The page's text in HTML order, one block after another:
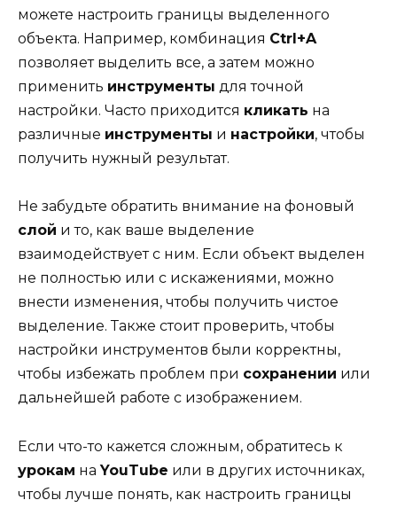
можете настроить границы выделенного
объекта. Например, комбинация Ctrl+A
позволяет выделить все, а затем можно
применить инструменты для точной
настройки. Часто приходится кликать на
различные инструменты и настройки, чтобы
получить нужный результат.
Не забудьте обратить внимание на фоновый
слой и то, как ваше выделение
взаимодействует с ним. Если объект выделен
не полностью или с искажениями, можно
внести изменения, чтобы получить чистое
выделение. Также стоит проверить, чтобы
настройки инструментов были корректны,
чтобы избежать проблем при сохранении или
дальнейшей работе с изображением.
Если что-то кажется сложным, обратитесь к
урокам наYouTube или в других источниках,
чтобы лучше понять, как настроить границы